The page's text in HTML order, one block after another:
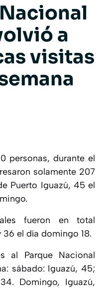
a
visitas
personas, durante el
solamente 207
Puerto Iguazú, 45 el
fueron en total
36 el día domingo 18.
al Parque Nacional
sábado: Iguazú, 45;
Domingo, Iguazú,